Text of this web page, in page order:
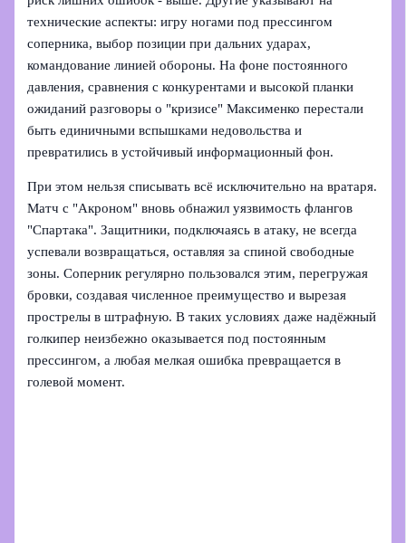
технические аспекты: игру ногами под прессингом
соперника, выбор позиции при дальних ударах,
командование линией обороны. На фоне постоянного
давления, сравнения с конкурентами и высокой планки
ожиданий разговоры о "кризисе" Максименко перестали
быть единичными вспышками недовольства и
превратились в устойчивый информационный фон.
При этом нельзя списывать всё исключительно на вратаря.
Матч с "Акроном" вновь обнажил уязвимость флангов
"Спартака". Защитники, подключаясь в атаку, не всегда
успевали возвращаться, оставляя за спиной свободные
зоны. Соперник регулярно пользовался этим, перегружая
бровки, создавая численное преимущество и вырезая
прострелы в штрафную. В таких условиях даже надёжный
голкипер неизбежно оказывается под постоянным
прессингом, а любая мелкая ошибка превращается в
голевой момент.